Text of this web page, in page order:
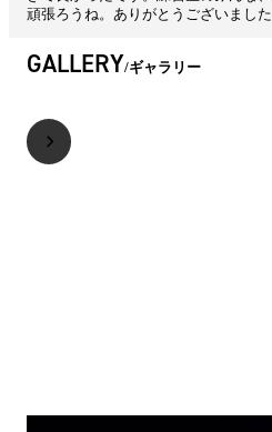
頑張ろうね。ありがとうございました
GALLERY ギャラリー